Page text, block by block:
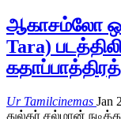
ஆகாசம்லோ
Tara)
Ur Tamilcinemas Jan
துல்கர் சல்மான்